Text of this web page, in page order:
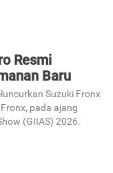
Resmi
Baru
Suzuki Fronx
pada ajang
(GIIAS) 2026.